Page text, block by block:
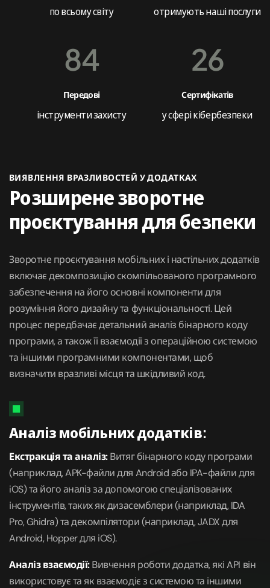
по всьому світу отримують наші послуги
84
Передові
інструменти захисту
26
Сертифікатів
у сфері кібербезпеки
ВИЯВЛЕННЯ ВРАЗЛИВОСТЕЙ У ДОДАТКАХ
Розширене зворотне
проєктування для безпеки
Зворотне проєктування мобільних і настільних додатків
включає декомпозицію скомпільованого програмного
забезпечення на його основні компоненти для
розуміння його дизайну та функціональності. Цей
процес передбачає детальний аналіз бінарного коду
програми, а також її взаємодії з операційною системою
та іншими програмними компонентами, щоб
визначити вразливі місця та шкідливий код.
Аналіз мобільних додатків:
Екстракція та аналіз:Витяг бінарного коду програми
(наприклад, APK-файли для Android або IPA-файли для
iOS) та його аналіз за допомогою спеціалізованих
інструментів, таких як дизасемблери (наприклад, IDA
Pro, Ghidra) та декомпілятори (наприклад, JADX для
Android, Hopper для iOS).
Аналіз взаємодії:Вивчення роботи додатка, які API він
використовує та як взаємодіє з системою та іншими